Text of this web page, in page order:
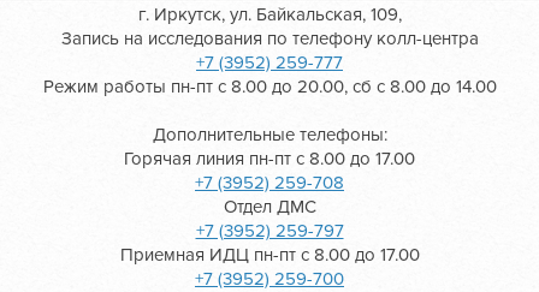
г. Иркутск, ул. Байкальская, 109,
Запись на исследования по телефону колл-центра
+7 (3952) 259-777
Режим работы пн-пт с 8.00 до 20.00, сб с 8.00 до 14.00
Дополнительные телефоны:
Горячая линия пн-пт с 8.00 до 17.00
+7 (3952) 259-708
Отдел ДМС
+7 (3952) 259-797
Приемная ИДЦ пн-пт с 8.00 до 17.00
+7 (3952) 259-700